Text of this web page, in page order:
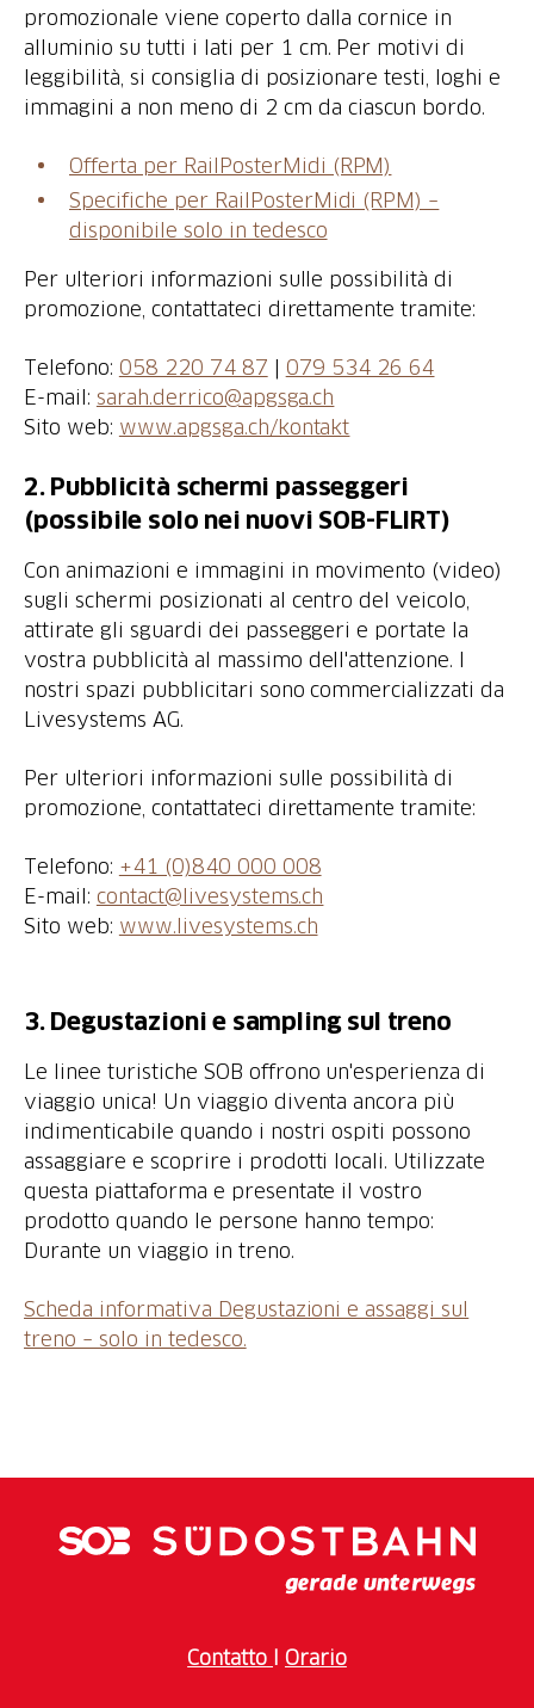
promozionale viene coperto dalla cornice in
alluminio su tutti i lati per 1 cm. Per motivi di
leggibilità, si consiglia di posizionare testi, loghi e
immagini a non meno di 2 cm da ciascun bordo.
Offerta per RailPosterMidi (RPM)
Specifiche per RailPosterMidi (RPM) –
disponibile solo in tedesco
Per ulteriori informazioni sulle possibilità di
promozione, contattateci direttamente tramite:
Telefono: 058 220 74 87 | 079 534 26 64
E-mail: sarah.derrico@apgsga.ch
Sito web: www.apgsga.ch/kontakt
2. Pubblicità schermi passeggeri
(possibile solo nei nuovi SOB-FLIRT)
Con animazioni e immagini in movimento (video)
sugli schermi posizionati al centro del veicolo,
attirate gli sguardi dei passeggeri e portate la
vostra pubblicità al massimo dell'attenzione. I
nostri spazi pubblicitari sono commercializzati da
Livesystems AG.
Per ulteriori informazioni sulle possibilità di
promozione, contattateci direttamente tramite:
Telefono: +41 (0)840 000 008
E-mail: contact@livesystems.ch
Sito web: www.livesystems.ch
3. Degustazioni e sampling sul treno
Le linee turistiche SOB offrono un'esperienza di
viaggio unica! Un viaggio diventa ancora più
indimenticabile quando i nostri ospiti possono
assaggiare e scoprire i prodotti locali. Utilizzate
questa piattaforma e presentate il vostro
prodotto quando le persone hanno tempo:
Durante un viaggio in treno.
Scheda informativa Degustazioni e assaggi sul
treno – solo in tedesco.
Contatto Orario